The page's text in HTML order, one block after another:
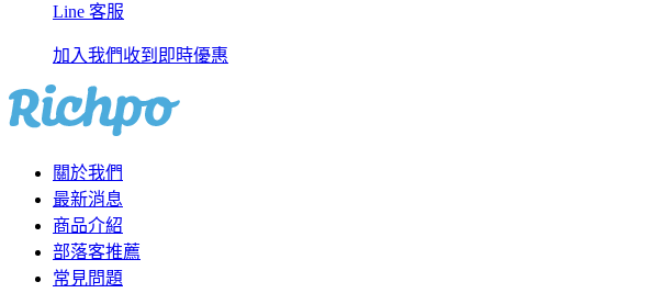
Line 客服
加入我們收到即時優惠
關於我們
最新消息
商品介紹
部落客推薦
常見問題